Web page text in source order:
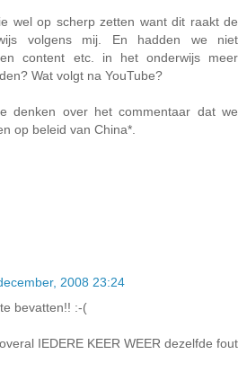
wel op scherp zetten want dit raakt de
volgens mij. En hadden we niet
content etc. in het onderwijs meer
Wat volgt na YouTube?
denken over het commentaar dat we
op beleid van China*.
2008 23:24
bevatten!! :-(
IEDERE KEER WEER dezelfde fout